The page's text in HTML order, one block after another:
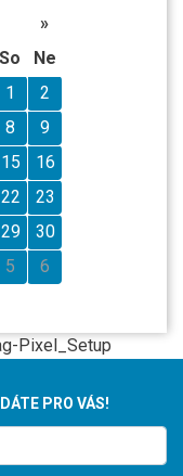
»
So
Ne
1
2
8
9
15
16
22
23
29
30
5 6
Pixel_Setup
PRO VÁS!